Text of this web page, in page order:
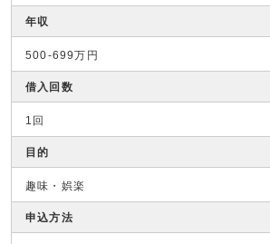
年収
500-699万円
借入回数
1回
目的
趣味・娯楽
申込方法